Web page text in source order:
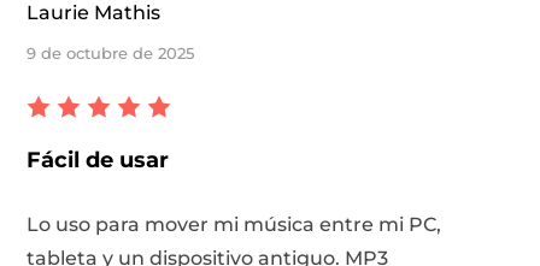
Laurie Mathis
9 de octubre de 2025
Fácil de usar
Lo uso para mover mi música entre mi PC,
tableta y un dispositivo antiguo. MP3